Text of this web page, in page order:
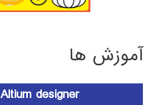
آموزش ها
Altium designer